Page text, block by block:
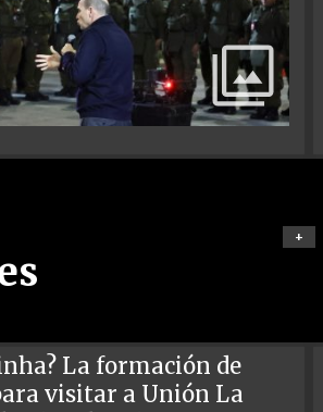
+
La formación de
visitar a Unión La